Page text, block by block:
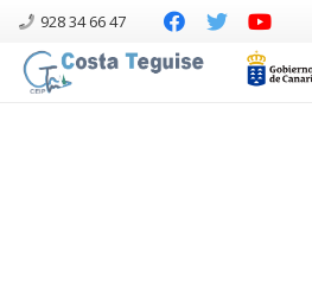
928 34 66 47